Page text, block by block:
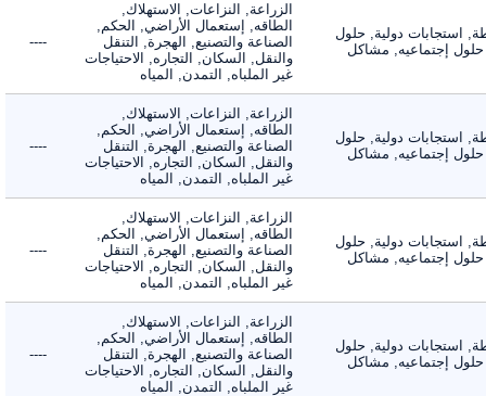
استجابات دولية, حلول
إجتماعيه, مشاكل
الزراعة, النزاعات, الاستهلاك,
الطاقه, إستعمال الأراضي, الحكم,
الصناعة والتصنيع, الهجرة, التنقل
والنقل, السكان, التجاره, الاحتياجات
غير الملباه, التمدن, المياه
----
استجابات دولية, حلول
إجتماعيه, مشاكل
الزراعة, النزاعات, الاستهلاك,
الطاقه, إستعمال الأراضي, الحكم,
الصناعة والتصنيع, الهجرة, التنقل
والنقل, السكان, التجاره, الاحتياجات
غير الملباه, التمدن, المياه
----
استجابات دولية, حلول
إجتماعيه, مشاكل
الزراعة, النزاعات, الاستهلاك,
الطاقه, إستعمال الأراضي, الحكم,
الصناعة والتصنيع, الهجرة, التنقل
والنقل, السكان, التجاره, الاحتياجات
غير الملباه, التمدن, المياه
----
استجابات دولية, حلول
إجتماعيه, مشاكل
الزراعة, النزاعات, الاستهلاك,
الطاقه, إستعمال الأراضي, الحكم,
الصناعة والتصنيع, الهجرة, التنقل
والنقل, السكان, التجاره, الاحتياجات
غير الملباه, التمدن, المياه
----